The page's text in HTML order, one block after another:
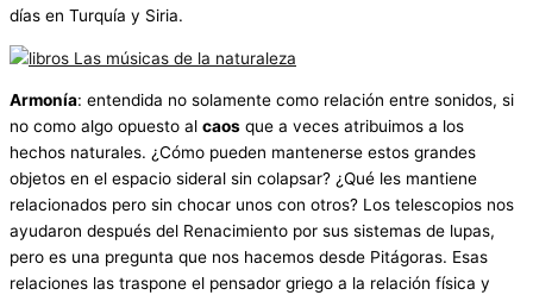
días en Turquía y Siria.
Armonía: entendida no solamente como relación entre sonidos, si
no como algo opuesto al caos que a veces atribuimos a los
hechos naturales. ¿Cómo pueden mantenerse estos grandes
objetos en el espacio sideral sin colapsar? ¿Qué les mantiene
relacionados pero sin chocar unos con otros? Los telescopios nos
ayudaron después del Renacimiento por sus sistemas de lupas,
pero es una pregunta que nos hacemos desde Pitágoras. Esas
relaciones las traspone el pensador griego a la relación física y